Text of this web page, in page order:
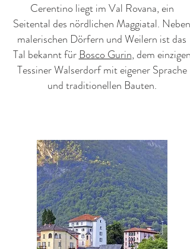
Cerentino liegt im Val Rovana, ein
Seitental des nördlichen Maggiatal. Neben
malerischen Dörfern und Weilern ist das
Tal bekannt für Bosco Gurin, dem einzigen
Tessiner Walserdorf mit eigener Sprache
und traditionellen Bauten.